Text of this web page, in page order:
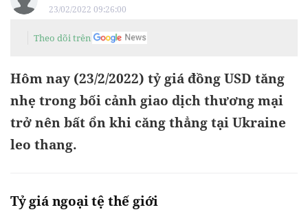
23/02/2022 09:26:00
Theo dõi trên
Hôm nay (23/2/2022) tỷ giá đồng USD tăng
nhẹ trong bối cảnh giao dịch thương mại
trở nên bất ổn khi căng thẳng tại Ukraine
leo thang.
Tỷ giá ngoại tệ thế giới